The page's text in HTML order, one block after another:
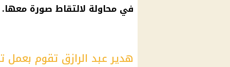
في محاولة لالتقاط صورة معها.
هدير عبد الرازق تقوم بعمل